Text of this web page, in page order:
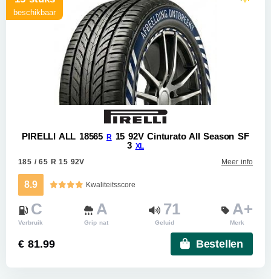
beschikbaar
PIRELLI ALL 18565 R 15 92V Cinturato All Season SF
3 XL
185 / 65 R 15 92V
Meer info
8.9 Kwaliteitsscore
C
Verbruik
A
Grip nat
71
Geluid
A+
Merk
€ 81.99 Bestellen